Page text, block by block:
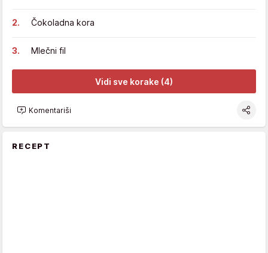
Čokoladna kora
Mlečni fil
Vidi sve korake (4)
Komentariši
RECEPT